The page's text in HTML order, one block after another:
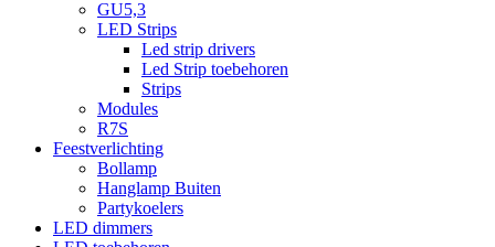
GU5,3
LED Strips
Led strip drivers
Led Strip toebehoren
Strips
Modules
R7S
Feestverlichting
Bollamp
Hanglamp Buiten
Partykoelers
LED dimmers